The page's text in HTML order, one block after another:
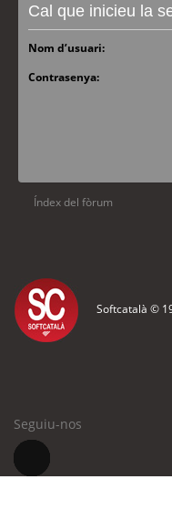
Cal que inicieu la
Nom d’usuari:
Contrasenya:
Índex del fòrum
Softcatalà ©
Seguiu-nos